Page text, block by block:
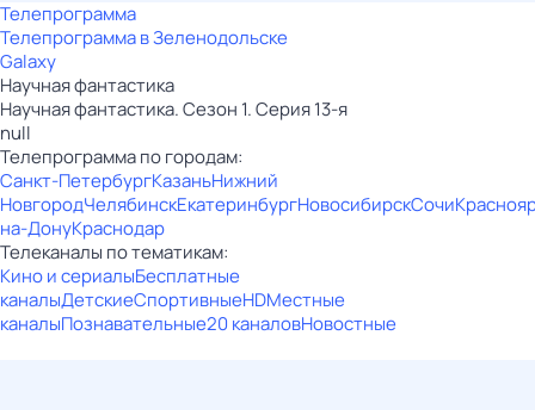
Телепрограмма
Телепрограмма в Зеленодольске
Galaxy
Научная фантастика
Научная фантастика. Сезон 1. Серия 13-я
null
Телепрограмма по городам:
Санкт-ПетербургКазаньНижний
НовгородЧелябинскЕкатеринбургНовосибирскСочи
на-ДонуКраснодар
Телеканалы по тематикам:
Кино и сериалыБесплатные
каналыДетскиеСпортивныеHDМестные
каналыПознавательные20 каналовНовостные